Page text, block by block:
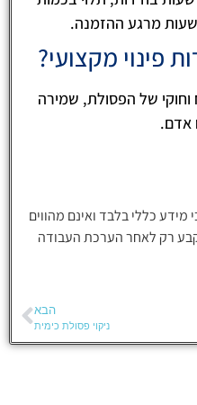
פינוי מקצועי?
וחוקי של הפסולת, שמירה
אדם.
כללי בלבד ואינם מהווים
רק לאחר הערכת העבודה
הבא
ניקוי פסולת כימית